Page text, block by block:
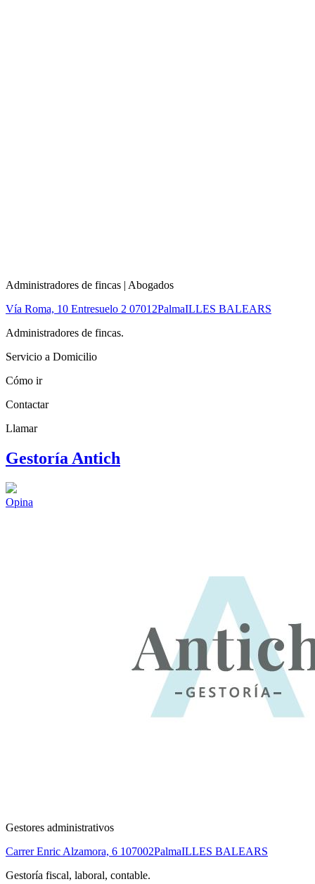
Administradores de fincas | Abogados
Vía Roma, 10 Entresuelo 2 07012PalmaILLES BALEARS
Administradores de fincas.
Servicio a Domicilio
Cómo ir
Contactar
Llamar
Gestoría Antich
Opina
Gestores administrativos
Carrer Enric Alzamora, 6 107002PalmaILLES BALEARS
Gestoría fiscal, laboral, contable.